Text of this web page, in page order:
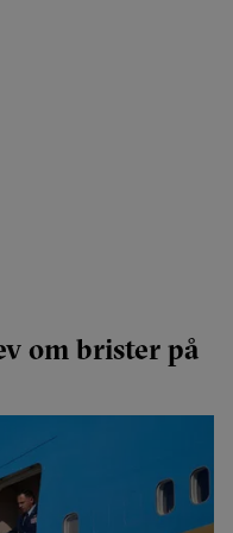
om brister på